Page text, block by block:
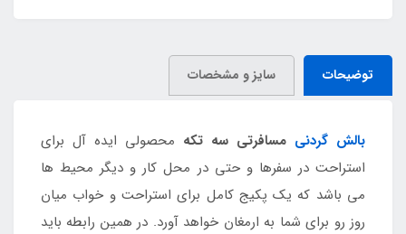
توضیحات سایز و مشخصات
بالش گردنی مسافرتی سه تکه محصولی ایده آل برای
استراحت در سفرها و حتی در محل کار و دیگر محیط ها
می باشد که یک پکیج کامل برای استراحت و خواب میان
روز رو برای شما به ارمغان خواهد آورد. در همین رابطه باید